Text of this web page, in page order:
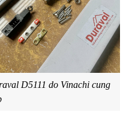
D5111 do Vinachi cung